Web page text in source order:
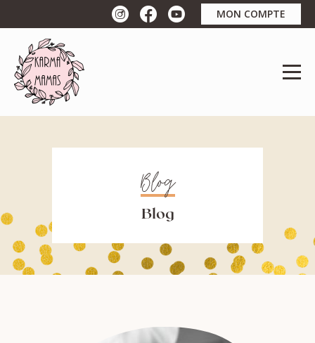
MON COMPTE
Blog
Blog